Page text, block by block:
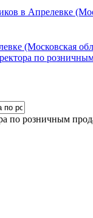
в Апрелевке
(Московская
по
по розничным